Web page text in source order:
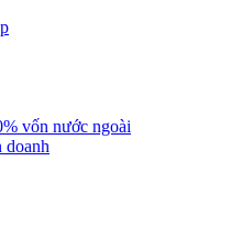
vốn nước ngoài
doanh